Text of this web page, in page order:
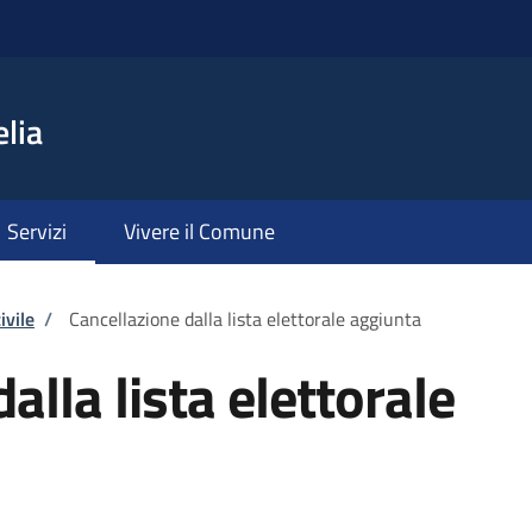
Servizi Vivere il Comune
/ Cancellazione dalla lista elettorale aggiunta
lista elettorale